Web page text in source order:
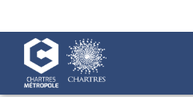
de
chat